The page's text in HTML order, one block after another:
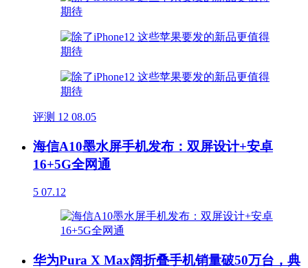
评测 12 08.05
海信A10墨水屏手机发布：双屏设计+安卓
16+5G全网通
5 07.12
华为Pura X Max阔折叠手机销量破50万台，典